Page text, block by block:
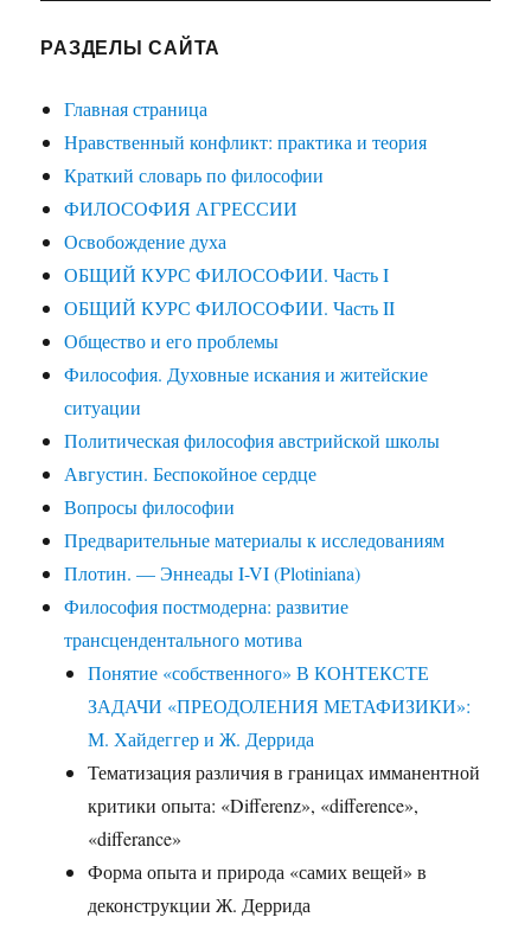
РАЗДЕЛЫ САЙТА
Главная страница
Нравственный конфликт: практика и теория
Краткий словарь по философии
ФИЛОСОФИЯ АГРЕССИИ
Освобождение духа
ОБЩИЙ КУРС ФИЛОСОФИИ. Часть I
ОБЩИЙ КУРС ФИЛОСОФИИ. Часть II
Общество и его проблемы
Философия. Духовные искания и житейские
ситуации
Политическая философия австрийской школы
Августин. Беспокойное сердце
Вопросы философии
Предварительные материалы к исследованиям
Плотин. — Эннеады I-VI (Plotiniana)
Философия постмодерна: развитие
трансцендентального мотива
Понятие «собственного» В КОНТЕКСТЕ
ЗАДАЧИ «ПРЕОДОЛЕНИЯ МЕТАФИЗИКИ»:
М. Хайдеггер и Ж. Деррида
Тематизация различия в границах имманентной
критики опыта: «Differenz», «difference»,
«differance»
Форма опыта и природа «самих вещей» в
деконструкции Ж. Деррида